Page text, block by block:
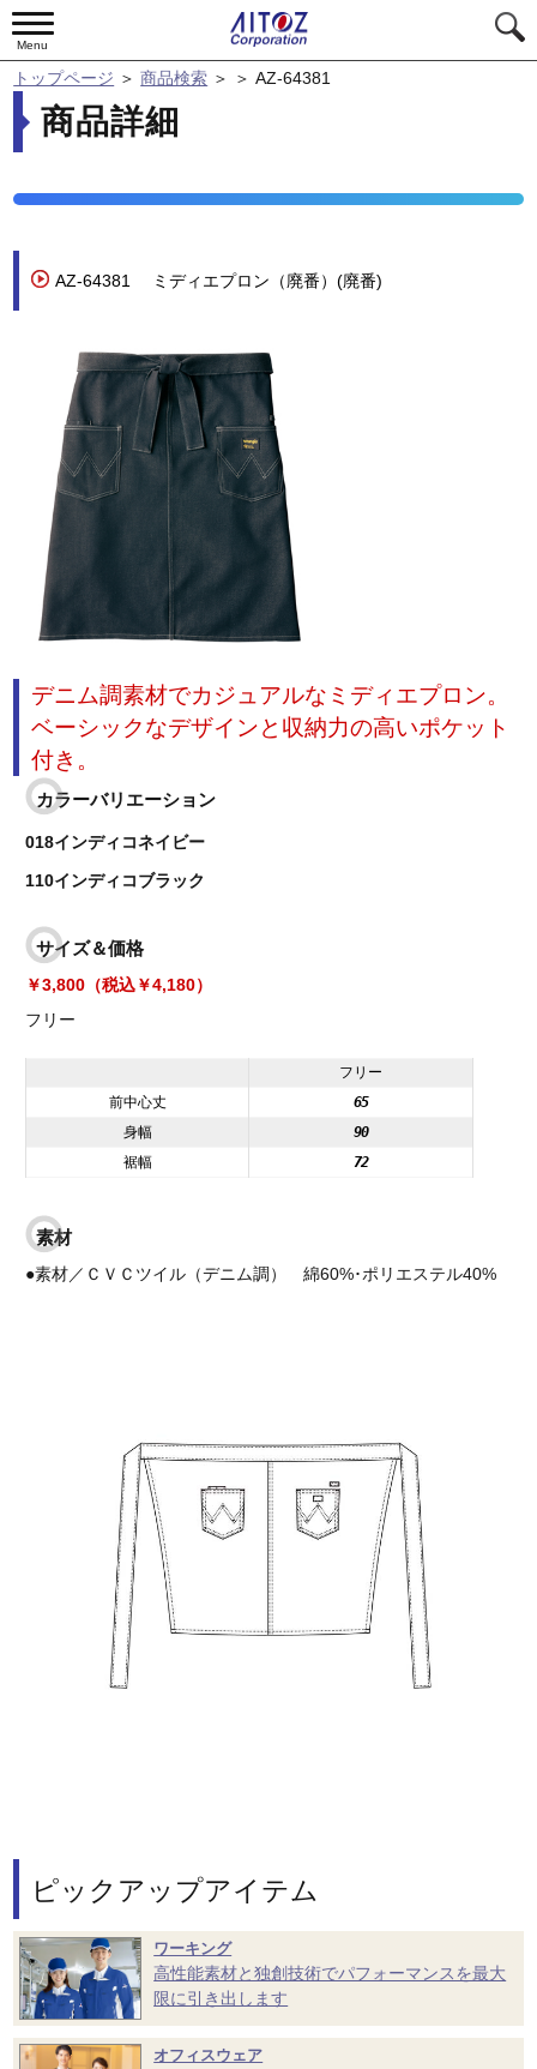
Menu
トップページ ＞商品検索 ＞ ＞AZ-64381
商品詳細
AZ-64381 ミディエプロン（廃番）(廃番)
デニム調素材でカジュアルなミディエプロン。
ベーシックなデザインと収納力の高いポケット
付き。
カラーバリエーション
018インディコネイビー
110インディコブラック
サイズ＆価格
￥3,800（税込￥4,180）
フリー
フリー
前中心丈
65
身幅
90
裾幅
72
素材
●素材／ＣＶＣツイル（デニム調） 綿60%･ポリエステル40%
ピックアップアイテム
ワーキング
高性能素材と独創技術でパフォーマンスを最大
限に引き出します
オフィスウェア